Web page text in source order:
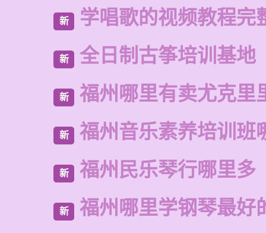
新 学唱歌的视频教程完
新 全日制古筝培训基地
新 福州哪里有卖尤克里
新 福州音乐素养培训班
新 福州民乐琴行哪里多
新 福州哪里学钢琴最好